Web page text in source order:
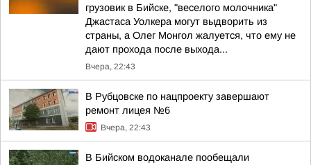
грузовик в Бийске, "веселого молочника"
Джастаса Уолкера могут выдворить из
страны, а Олег Монгол жалуется, что ему не
дают прохода после выхода...
Вчера, 22:43
В Рубцовске по нацпроекту завершают
ремонт лицея №6
Вчера, 22:43
В Бийском водоканале пообещали